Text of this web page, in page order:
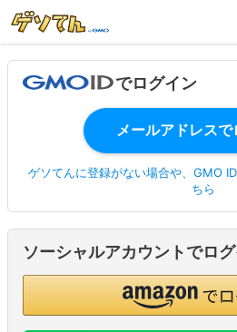
でログイン
ゲソてんに登録がない場合や、GMO
ちら
ソーシャルアカウントでロ